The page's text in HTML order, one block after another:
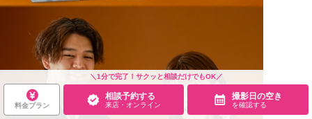
＼1分で完了！サクッと相談だけでもOK／
料金プラン
相談予約する
来店・オンライン
撮影日の空き
を確認する